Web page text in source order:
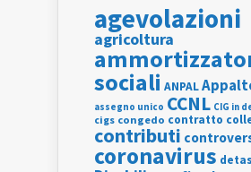
agevolazioni
agricoltura
sociali ANPAL
assegno unico CCNL CIG in
cigs congedo contratto
contributi
coronavirus